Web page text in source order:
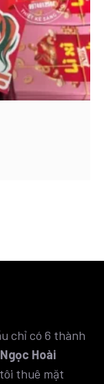
chỉ có 6 thành
Hoài
thuê mặt